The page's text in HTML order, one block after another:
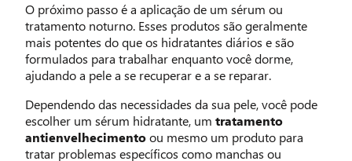
O próximo passo é a aplicação de um sérum ou
tratamento noturno. Esses produtos são geralmente
mais potentes do que os hidratantes diários e são
formulados para trabalhar enquanto você dorme,
ajudando a pele a se recuperar e a se reparar.
Dependendo das necessidades da sua pele, você pode
escolher um sérum hidratante, um tratamento
antienvelhecimentoou mesmo um produto para
tratar problemas específicos como manchas ou